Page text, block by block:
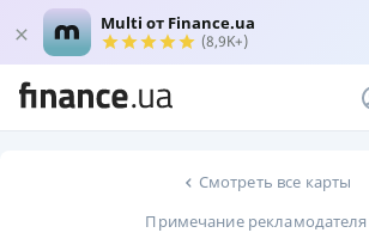
Multi от Finance.ua
(8,9K+)
Смотреть все карты
Примечание рекламодателя